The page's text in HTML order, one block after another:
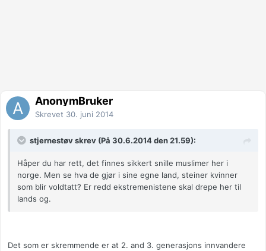
AnonymBruker
Skrevet 30. juni 2014
stjernestøv skrev (På 30.6.2014 den 21.59):
Håper du har rett, det finnes sikkert snille muslimer her i
norge. Men se hva de gjør i sine egne land, steiner kvinner
som blir voldtatt? Er redd ekstremenistene skal drepe her til
lands og.
Det som er skremmende er at 2. and 3. generasjons innvandere